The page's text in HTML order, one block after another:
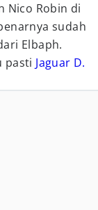
Nico Robin di
sudah
Elbaph.
pasti Jaguar D.